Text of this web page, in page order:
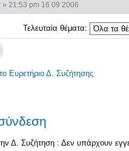
» 21:53 pm 16 09 2006
Τελευταία θέματα:
Ευρετήριο Δ. Συζήτησης
Δ. Συζήτηση : Δεν υπάρχουν